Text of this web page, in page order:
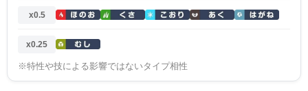
x0.5
x0.25
※特性や技による影響ではないタイプ相性